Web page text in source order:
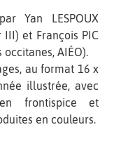
Yan LESPOUX
et François PIC
AIÉO).
au format 16 x
illustrée, avec
frontispice et
en couleurs.